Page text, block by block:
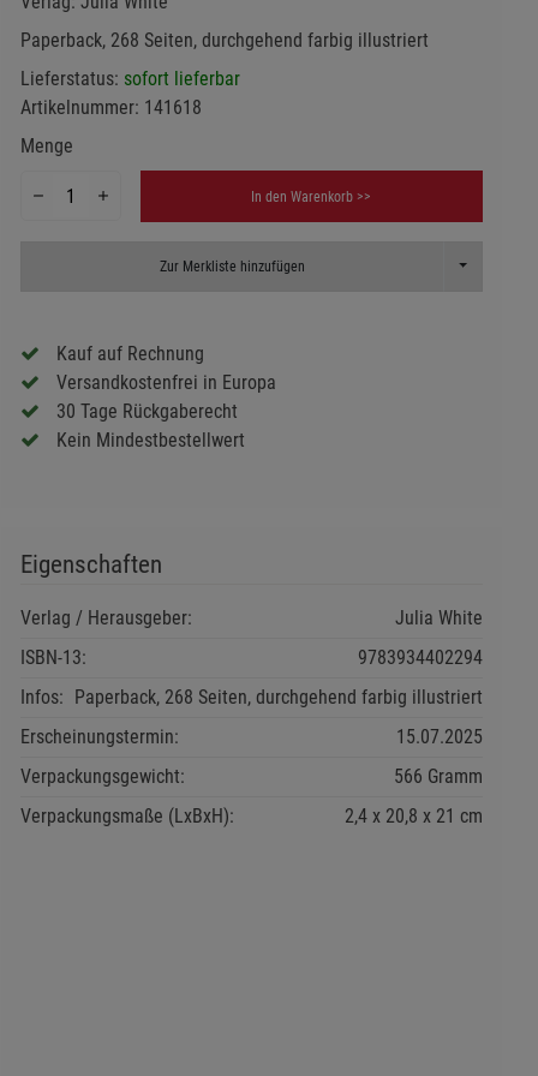
Paperback, 268 Seiten, durchgehend farbig illustriert
Lieferstatus: sofort lieferbar
Artikelnummer: 141618
Menge
In den Warenkorb >>
Zur Merkliste hinzufügen Toggle
Kauf auf Rechnung
Versandkostenfrei in Europa
30 Tage Rückgaberecht
Kein Mindestbestellwert
Eigenschaften
Verlag / Herausgeber:
Julia White
ISBN-13:
9783934402294
Infos:
Paperback, 268 Seiten, durchgehend farbig illustriert
Erscheinungstermin:
15.07.2025
Verpackungsgewicht:
566 Gramm
Verpackungsmaße (LxBxH):
2,4 20,8 21 cm